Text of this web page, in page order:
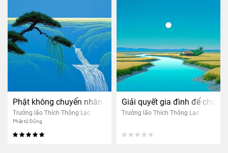
Phật không chuyển nhân quả người khác
Trưởng lão Thích Thông Lạc
Phật tử Dũng
Giải quyết gia đình để
Trưởng lão Thích Thông Lạc